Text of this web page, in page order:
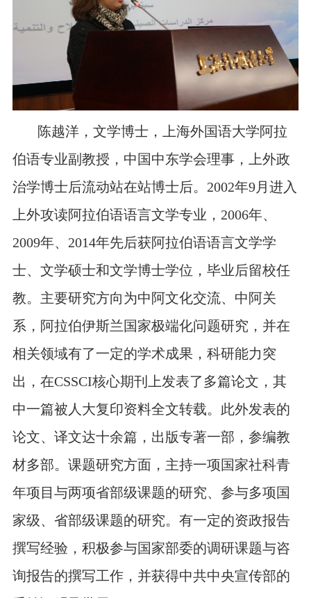
陈越洋，文学博士，上海外国语大学阿拉
伯语专业副教授，中国中东学会理事，上外政
治学博士后流动站在站博士后。 2002年9月进入
上外攻读阿拉伯语语言文学专业， 2006年、
2009年、 2014年先后获阿拉伯语语言文学学
士、文学硕士和文学博士学位，毕业后留校任
教。主要研究方向为中阿文化交流、中阿关
系，阿拉伯伊斯兰国家极端化问题研究，并在
相关领域有了一定的学术成果，科研能力突
出，在CSSCI核心期刊上发表了多篇论文，其
中一篇被人大复印资料全文转载。此外发表的
论文、译文达十余篇，出版专著一部，参编教
材多部。课题研究方面，主持一项国家社科青
年项目与两项省部级课题的研究、参与多项国
家级、省部级课题的研究。有一定的资政报告
撰写经验，积极参与国家部委的调研课题与咨
询报告的撰写工作，并获得中共中央宣传部的